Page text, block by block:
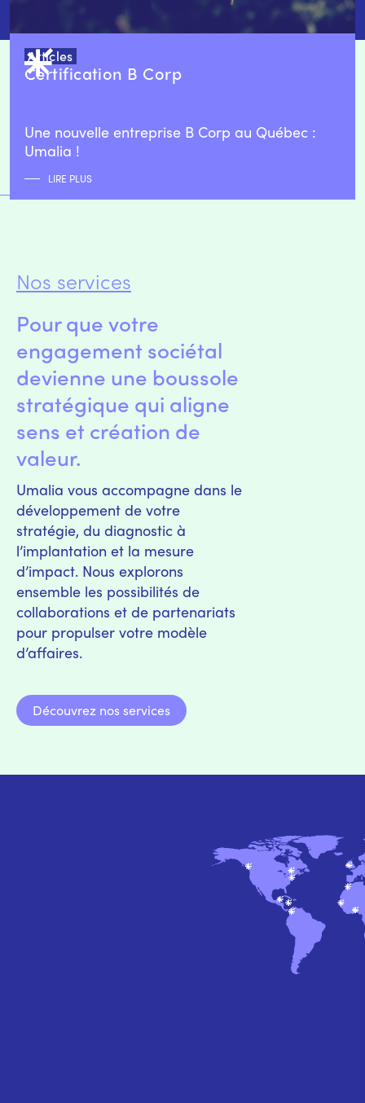
Articles
Certification B Corp
Une nouvelle entreprise B Corp au Québec :
Umalia !
LIRE PLUS
Nos services
Pour que votre
engagement sociétal
devienne une boussole
stratégique qui aligne
sens et création de
valeur.
Umalia vous accompagne dans le
développement de votre
stratégie, du diagnostic à
l’implantation et la mesure
d’impact. Nous explorons
ensemble les possibilités de
collaborations et de partenariats
pour propulser votre modèle
d’affaires.
Découvrez nos services